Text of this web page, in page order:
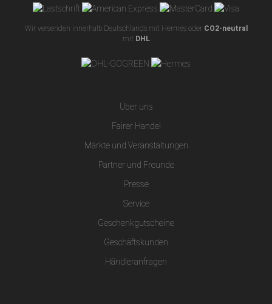
Wir versenden innerhalb Deutschlands mit Hermes oder CO2-neutral
mit DHL
Über uns
Fairer Handel
Märkte und Veranstaltungen
Partner und Freunde
Presse
Service
Geschenkgutscheine
Geschäftskunden
Händleranfragen